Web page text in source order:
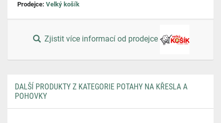
Prodejce: Velký košík
Zjistit více informací od prodejce
DALŠÍ PRODUKTY Z KATEGORIE POTAHY NA KŘESLA A
POHOVKY